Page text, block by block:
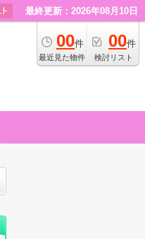
最終更新：2026年08月10日
00件
最近見た物件
00件
検討リスト